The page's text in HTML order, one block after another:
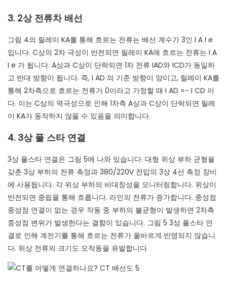
3. 2상 전류차 배선
그림 4의 릴레이 KA를 통해 흐르는 전류는 배선 계수가 3인 I A I e
입니다. C상의 2차 극성이 반전되면 릴레이 KA에 흐르는 전류는 I A
I e 가 됩니다. A상과 C상이 단락되면 1차 전류 IAD와 ICD가 동일하
고 반대 방향이 됩니다. 즉, I AD 의 기준 방향이 양이고, 릴레이 KA를
통해 2차측으로 흐르는 전류가 0이라고 가정할 때 I AD =- I CD 이
다. 이는 C상의 역극성으로 인해 1차측 A상과 C상이 단락되면 릴레
이 KA가 동작하지 않을 수 있음을 의미합니다.
4. 3상 풀 스타 연결
3상 풀스타 연결은 그림 5에 나와 있습니다. 대형 위상 부하 균형을
갖춘 3상 부하의 전류 측정과 380/220V 전압의 3상 4선 측정 장비
에 사용됩니다. 각 위상 부하의 비대칭성을 모니터링합니다. 위상이
반전되면 중립을 통해 흐릅니다. 라인의 전류가 증가합니다. 중성점
중성점 연결이 없는 경우 작동 중 부하의 불균형이 발생하면 2차측
중성점 변위가 발생한다는 결함이 있습니다. 그림 5 3상 풀스타 연
결로 인해 계전기를 통해 흐르는 전류가 올바르게 반영되지 않습니
다. 위상 전류의 크기도 오작동을 유발합니다.